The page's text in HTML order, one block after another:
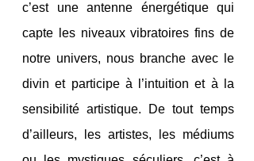
c’est une antenne énergétique qui
capte les niveaux vibratoires fins de
notre univers, nous branche avec le
divin et participe à l’intuition et à la
sensibilité artistique. De tout temps
d’ailleurs, les artistes, les médiums